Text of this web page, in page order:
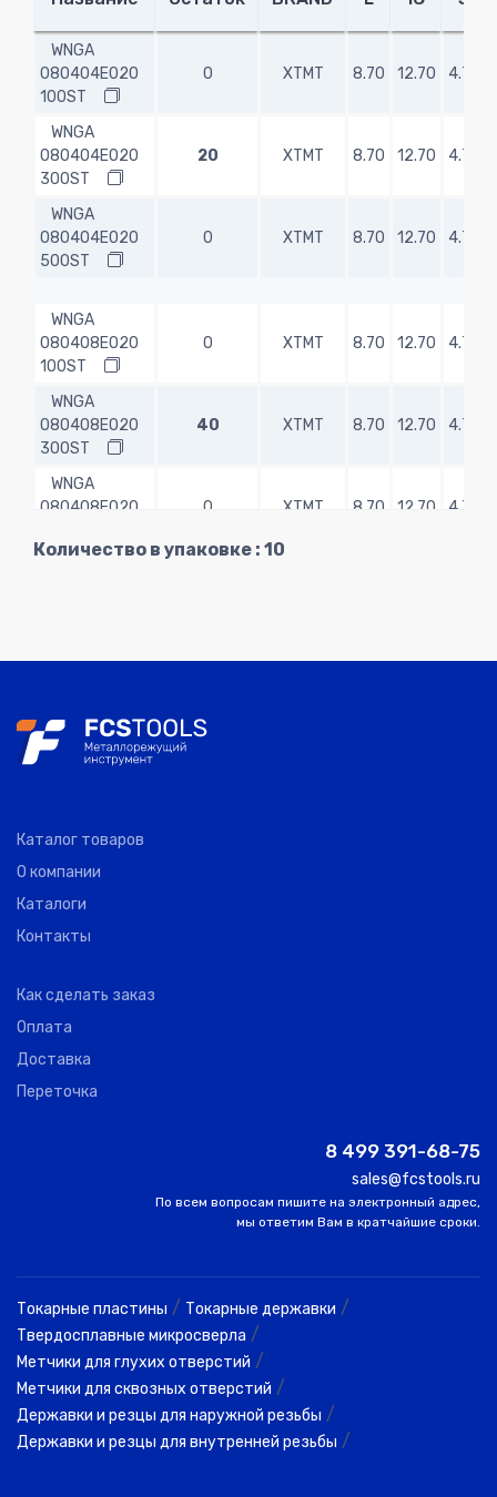
WNGA
080404E020
100ST
0 XTMT 8.70 12.70 4.76
WNGA
080404E020
300ST
20 XTMT 8.70 12.70 4.76
WNGA
080404E020
500ST
0 XTMT 8.70 12.70 4.76
WNGA
080408E020
100ST
0 XTMT 8.70 12.70 4.76
WNGA
080408E020
300ST
40 XTMT 8.70 12.70 4.76
WNGA
080408E020
0 XTMT 8.70 12.70 4.76
Количество в упаковке : 10
Каталог товаров
О компании
Каталоги
Контакты
Как сделать заказ
Оплата
Доставка
Переточка
8 499 391-68-75
sales@fcstools.ru
По всем вопросам пишите на электронный адрес,
мы ответим Вам в кратчайшие сроки.
Токарные пластины / Токарные державки /
Твердосплавные микросверла /
Метчики для глухих отверстий /
Метчики для сквозных отверстий /
Державки и резцы для наружной резьбы /
Державки и резцы для внутренней резьбы /